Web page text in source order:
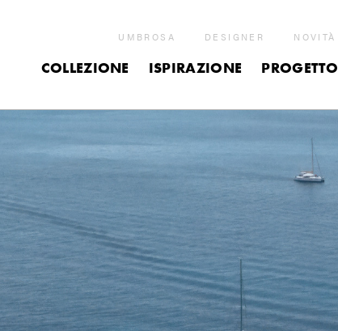
UMBROSA DESIGNER NOVITÀ
COLLEZIONE ISPIRAZIONE PROGETTO